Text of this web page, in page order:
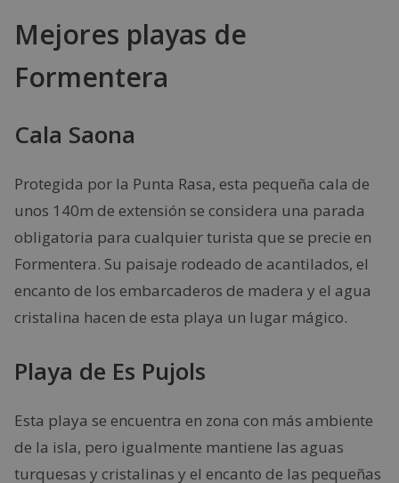
Mejores playas de
Formentera
Cala Saona
Protegida por la Punta Rasa, esta pequeña cala de
unos 140m de extensión se considera una parada
obligatoria para cualquier turista que se precie en
Formentera. Su paisaje rodeado de acantilados, el
encanto de los embarcaderos de madera y el agua
cristalina hacen de esta playa un lugar mágico.
Playa de Es Pujols
Esta playa se encuentra en zona con más ambiente
de la isla, pero igualmente mantiene las aguas
turquesas y cristalinas y el encanto de las pequeñas